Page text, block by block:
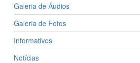
Galeria de Áudios
Galeria de Fotos
Informativos
Notícias